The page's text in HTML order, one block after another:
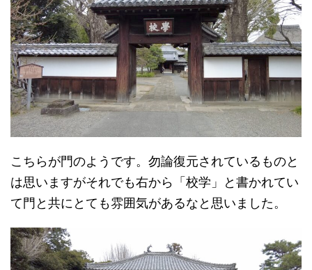
こちらが門のようです。勿論復元されているものと
は思いますがそれでも右から「校学」と書かれてい
て門と共にとても雰囲気があるなと思いました。